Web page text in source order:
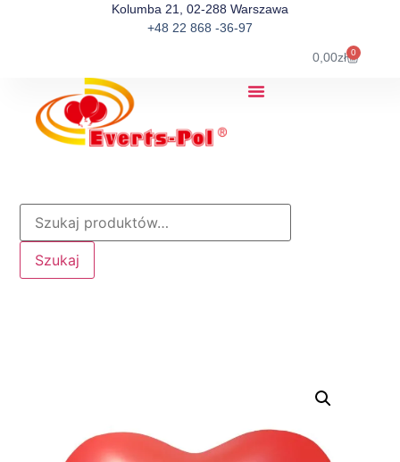
Kolumba 21, 02-288 Warszawa
+48 22 868 -36-97
0,00zł 0
Szukaj